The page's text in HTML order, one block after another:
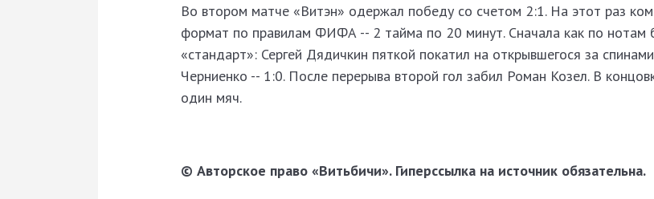
Во втором матче «Витэн» одержал победу со счетом 2:1. На этот раз
формат по правилам ФИФА -- 2 тайма по 20 минут. Сначала как по нотам
«стандарт»: Сергей Дядичкин пяткой покатил на открывшегося за
Черниенко -- 1:0. После перерыва второй гол забил Роман Козел. В
один мяч.
© Авторское право «Витьбичи». Гиперссылка на источник обязательна.